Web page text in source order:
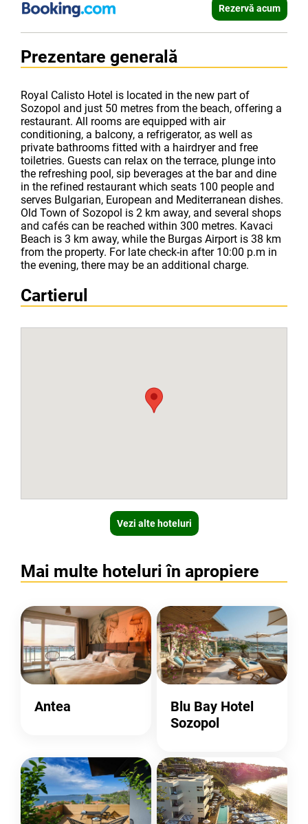
Rezervă acum
Prezentare generală
Royal Calisto Hotel is located in the new part of
Sozopol and just 50 metres from the beach, offering a
restaurant. All rooms are equipped with air
conditioning, a balcony, a refrigerator, as well as
private bathrooms fitted with a hairdryer and free
toiletries. Guests can relax on the terrace, plunge into
the refreshing pool, sip beverages at the bar and dine
in the refined restaurant which seats 100 people and
serves Bulgarian, European and Mediterranean dishes.
Old Town of Sozopol is 2 km away, and several shops
and cafés can be reached within 300 metres. Kavaci
Beach is 3 km away, while the Burgas Airport is 38 km
from the property. For late check-in after 10:00 p.m in
the evening, there may be an additional charge.
Cartierul
Vezi alte hoteluri
Mai multe hoteluri în apropiere
Antea
Blu Bay Hotel
Sozopol